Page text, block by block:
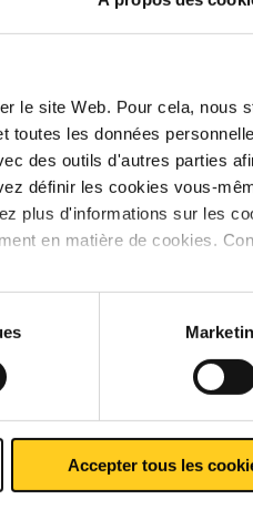
le site Web. Pour cela, nous
toutes les données
des outils d'autres parties
définir les cookies vous-
plus d'informations sur les
en matière de cookies.
Accepter tous les
Poids des pièces en